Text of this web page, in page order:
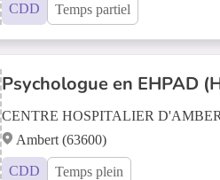
CDD Temps partiel
Psychologue en EHPAD
CENTRE HOSPITALIER
Ambert (63600)
CDD Temps plein